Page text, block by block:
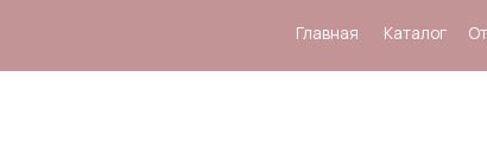
Каталог Отзывы Система